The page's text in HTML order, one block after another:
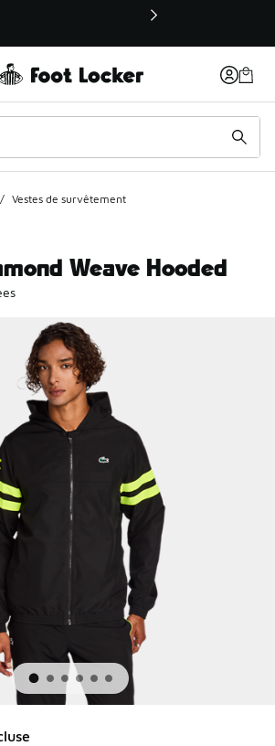
fenêtre
/ Vestes de survêtement
Weave Hooded
Prix en baisse de à € 105,00